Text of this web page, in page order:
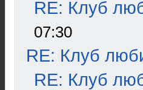
RE: Клуб
07:30
RE: Клуб
RE: Клуб